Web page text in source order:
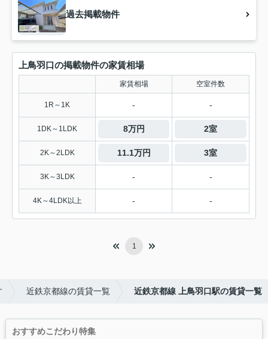
過去掲載物件
上鳥羽口の掲載物件の家賃相場
家賃相場 空室件数
1R～1K - -
1DK～1LDK 8万円 2室
2K～2LDK 11.1万円 3室
3K～3LDK - -
4K～4LDK以上 - -
1
近鉄京都線の賃貸一覧 近鉄京都線 上鳥羽口駅の賃貸一覧
おすすめこだわり特集